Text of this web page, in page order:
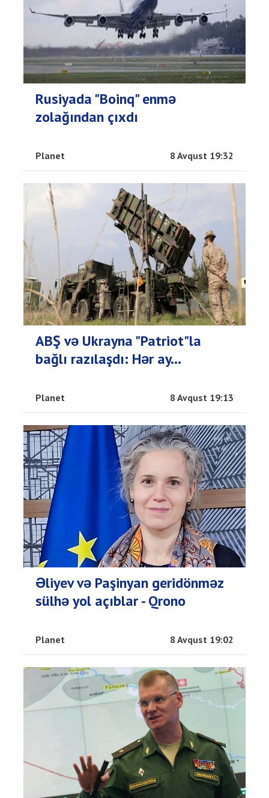
Rusiyada "Boinq" enmə
zolağından çıxdı
Planet 8 Avqust 19:32
ABŞ və Ukrayna "Patriot"la
bağlı razılaşdı: Hər ay...
Planet 8 Avqust 19:13
Əliyev və Paşinyan geridönməz
sülhə yol açıblar - Qrono
Planet 8 Avqust 19:02